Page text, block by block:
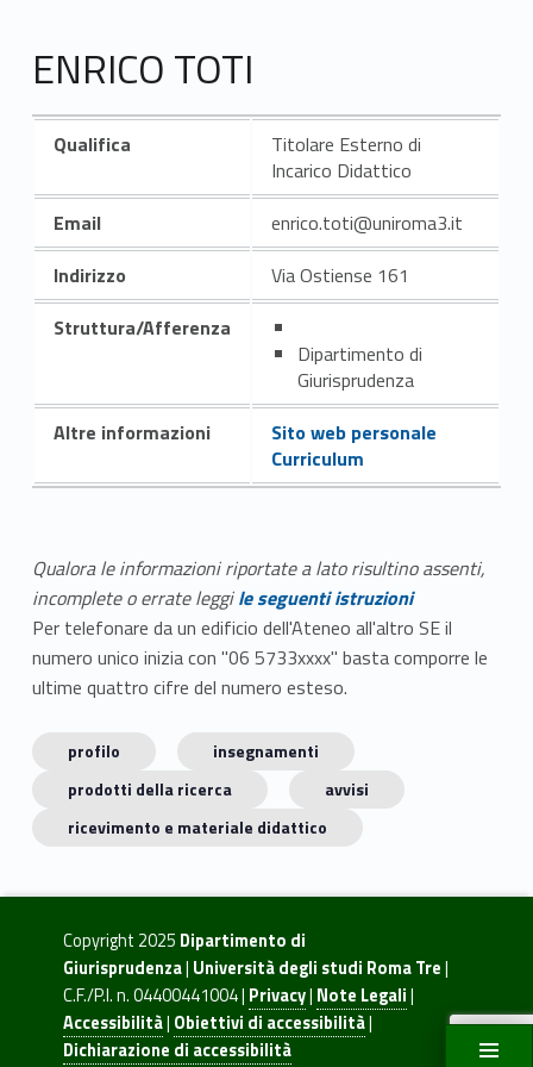
ENRICO TOTI
Qualifica
Titolare Esterno di
Incarico Didattico
Email
enrico.toti@uniroma3.it
Indirizzo
Via Ostiense 161
Struttura/Afferenza
Dipartimento di
Giurisprudenza
Altre informazioni
Sito web personale
Curriculum
Qualora le informazioni riportate a lato risultino assenti,
incomplete o errate leggile seguenti istruzioni
Per telefonare da un edificio dell'Ateneo all'altro SE il
numero unico inizia con "06 5733xxxx" basta comporre le
ultime quattro cifre del numero esteso.
profilo
insegnamenti
prodotti della ricerca
avvisi
ricevimento e materiale didattico
Copyright 2025 Dipartimento di
Giurisprudenza| Università degli studi Roma Tre|
C.F./P.I. n. 04400441004 | Privacy| Note Legali|
Accessibilità| Obiettivi di accessibilità|
Dichiarazione di accessibilità